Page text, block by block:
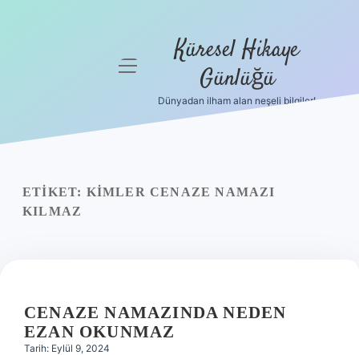
Yasal Uyarı
menüyü
Küresel Hikaye
Günlüğü
Dünyadan ilham alan neşeli bilgiler!
ETIKET: KIMLER CENAZE NAMAZI
KILMAZ
CENAZE NAMAZINDA NEDEN
EZAN OKUNMAZ
Tarih: Eylül 9, 2024